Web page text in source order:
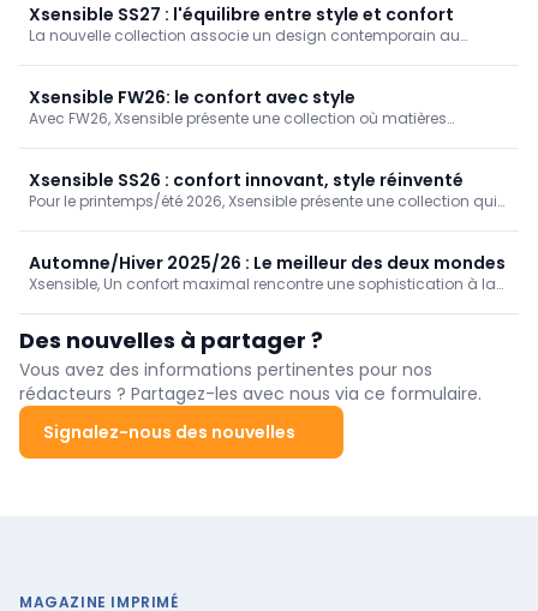
Xsensible SS27 : l'équilibre entre style et confort
La nouvelle collection associe un design contemporain au
allure soignée et immédiatement reconnaissable. Des sneakers
sportives aux chaussures d'été faciles à enfiler, en passant par
les sandales, la polyvalence est au cœur de la collection.
Xsensible FW26: le confort avec style
Avec FW26, Xsensible présente une collection où matières
nouvelle saison.
Xsensible SS26 : confort innovant, style réinventé
Pour le printemps/été 2026, Xsensible présente une collection qui
matériaux de haute qualité constituent à nouveau la base d’une
offre polyvalente, adaptée à chaque moment de la journée.
Automne/Hiver 2025/26 : Le meilleur des deux mondes
Xsensible, Un confort maximal rencontre une sophistication à la
Des nouvelles à partager ?
Vous avez des informations pertinentes pour nos
rédacteurs ? Partagez-les avec nous via ce formulaire.
Signalez-nous des nouvelles
MAGAZINE IMPRIMÉ